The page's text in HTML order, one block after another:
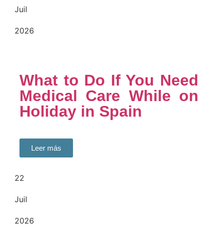
Juil
2026
What to Do If You Need
Medical Care While on
Holiday in Spain
Leer más
22
Juil
2026